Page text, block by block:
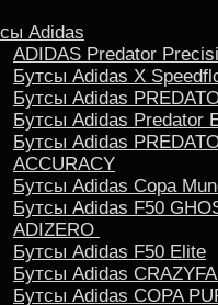
Adidas
ADIDAS Predator
Бутсы Аdidas X
Бутсы Adidas
Бутсы Adidas Predator
Бутсы Adidas
ACCURACY
Бутсы Adidas Copa
Бутсы Аdidas F50
ADIZERO
Бутсы Adidas F50 Elite
Бутсы Adidas
Бутсы Adidas COPA